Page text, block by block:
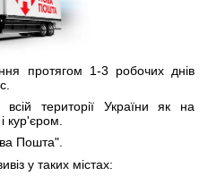
протягом 1-3 робочих днів
території України як на
кур'єром.
Пошта".
у таких містах: